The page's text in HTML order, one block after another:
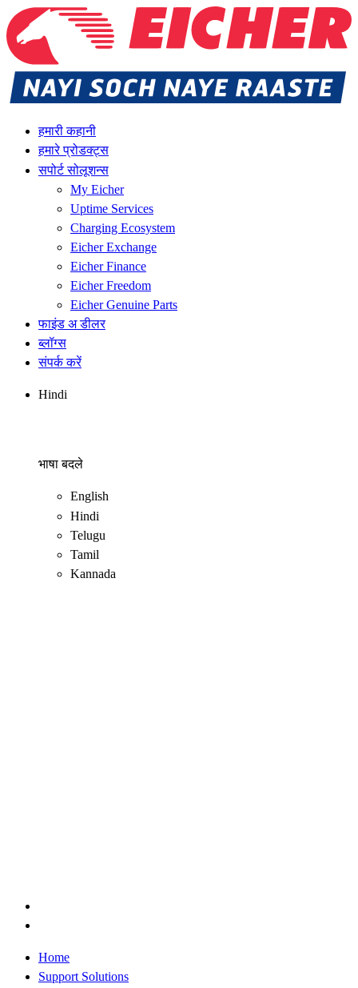
हमारी कहानी
हमारे प्रोडक्ट्स
सपोर्ट सोलूशन्स
My Eicher
Uptime Services
Charging Ecosystem
Eicher Exchange
Eicher Finance
Eicher Freedom
Eicher Genuine Parts
फाइंड अ डीलर
ब्लॉग्स
संपर्क करें
Hindi
भाषा बदले
English
Hindi
Telugu
Tamil
Kannada
Home
Support Solutions